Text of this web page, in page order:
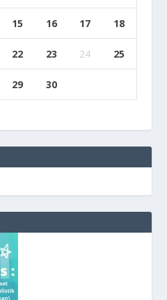
15 16 17 18
22 23 24 25
29
30